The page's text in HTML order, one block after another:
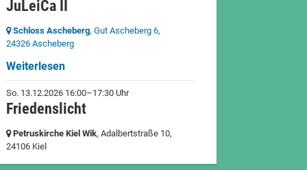
JuLeiCa II
Schloss Ascheberg, Gut Ascheberg 6,
24326 Ascheberg
Weiterlesen
So. 13.12.2026 16:00–17:30 Uhr
Friedenslicht
Petruskirche Kiel Wik, Adalbertstraße 10,
24106 Kiel